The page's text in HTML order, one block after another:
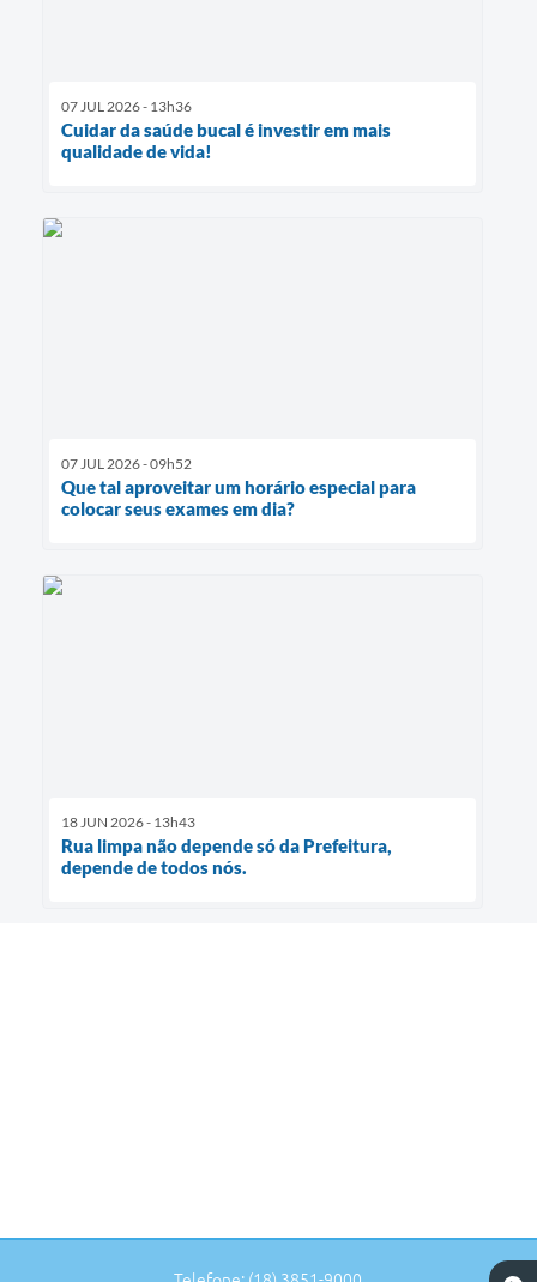
07 JUL 2026 - 13h36
Cuidar da saúde bucal é investir em mais
qualidade de vida!
07 JUL 2026 - 09h52
Que tal aproveitar um horário especial para
colocar seus exames em dia?
18 JUN 2026 - 13h43
Rua limpa não depende só da Prefeitura,
depende de todos nós.